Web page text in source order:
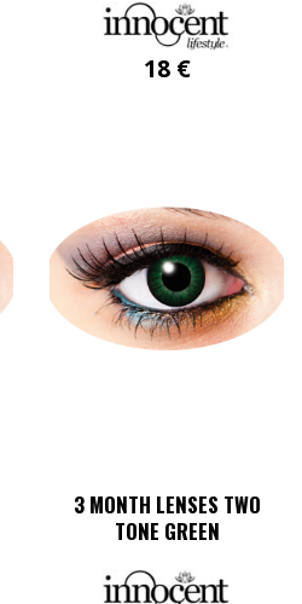
18 €
3 MONTH LENSES TWO
TONE GREEN